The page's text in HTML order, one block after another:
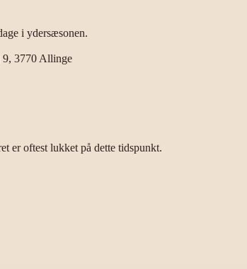
i ydersæsonen.
9, 3770 Allinge
er oftest lukket på dette tidspunkt.